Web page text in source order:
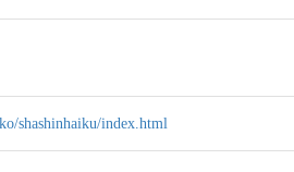
shashinhaiku/index.html